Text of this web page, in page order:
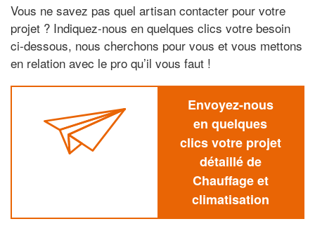
Vous ne savez pas quel artisan contacter pour votre
projet ? Indiquez-nous en quelques clics votre besoin
ci-dessous, nous cherchons pour vous et vous mettons
en relation avec le pro qu’il vous faut !
Envoyez-nous
en quelques
clics votre projet
détaillé de
Chauffage et
climatisation